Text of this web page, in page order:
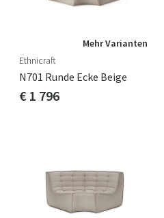
Mehr Varianten
Ethnicraft
N701 Runde Ecke Beige
€ 1 796